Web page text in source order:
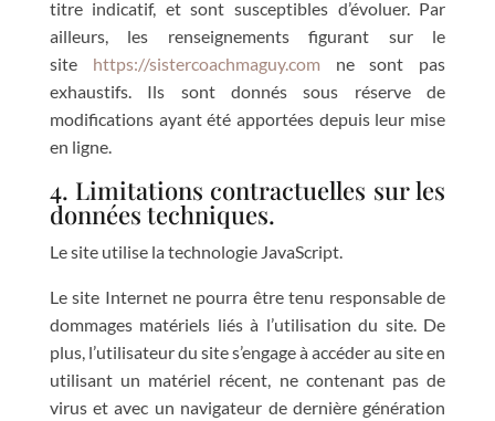
titre indicatif, et sont susceptibles d’évoluer. Par
ailleurs, les renseignements figurant sur le
site
https://sistercoachmaguy.com
ne sont pas
exhaustifs. Ils sont donnés sous réserve de
modifications ayant été apportées depuis leur mise
en ligne.
4. Limitations contractuelles sur les
données techniques.
Le site utilise la technologie JavaScript.
Le site Internet ne pourra être tenu responsable de
dommages matériels liés à l’utilisation du site. De
plus, l’utilisateur du site s’engage à accéder au site en
utilisant un matériel récent, ne contenant pas de
virus et avec un navigateur de dernière génération